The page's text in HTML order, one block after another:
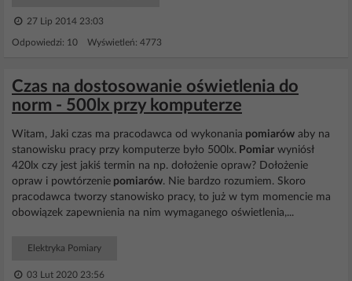
27 Lip 2014 23:03
Odpowiedzi: 10 Wyświetleń: 4773
Czas na dostosowanie oświetlenia do
norm - 500lx przy komputerze
Witam, Jaki czas ma pracodawca od wykonania pomiarów aby na
stanowisku pracy przy komputerze było 500lx. Pomiar wyniósł
420lx czy jest jakiś termin na np. dołożenie opraw? Dołożenie
opraw i powtórzenie pomiarów. Nie bardzo rozumiem. Skoro
pracodawca tworzy stanowisko pracy, to już w tym momencie ma
obowiązek zapewnienia na nim wymaganego oświetlenia,...
Elektryka Pomiary
03 Lut 2020 23:56